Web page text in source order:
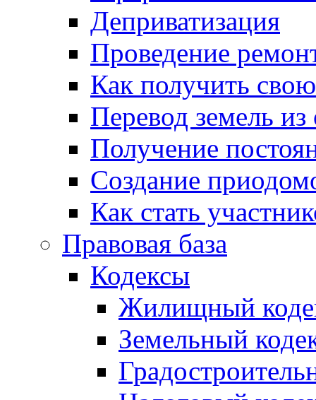
Деприватизация
Проведение
Как получить
Перевод земель
Получение
Создание
Как стать
Правовая база
Кодексы
Жилищный
Земельный